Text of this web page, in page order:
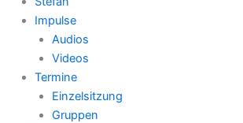
Impulse
Audios
Videos
Termine
Einzelsitzung
Gruppen